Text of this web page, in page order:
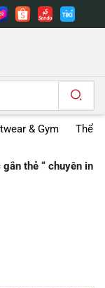
& Gym Thể
thẻ “ chuyên in